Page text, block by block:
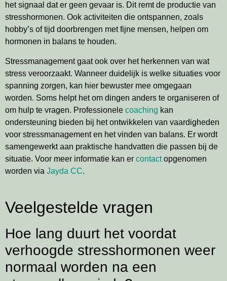
het signaal dat er geen gevaar is. Dit remt de productie van
stresshormonen. Ook activiteiten die ontspannen, zoals
hobby’s of tijd doorbrengen met fijne mensen, helpen om
hormonen in balans te houden.
Stressmanagement gaat ook over het herkennen van wat
stress veroorzaakt. Wanneer duidelijk is welke situaties voor
spanning zorgen, kan hier bewuster mee omgegaan
worden. Soms helpt het om dingen anders te organiseren of
om hulp te vragen. Professionele coaching kan
ondersteuning bieden bij het ontwikkelen van vaardigheden
voor stressmanagement en het vinden van balans. Er wordt
samengewerkt aan praktische handvatten die passen bij de
situatie. Voor meer informatie kan er contactopgenomen
worden via Jayda CC.
Veelgestelde vragen
Hoe lang duurt het voordat
verhoogde stresshormonen weer
normaal worden na een